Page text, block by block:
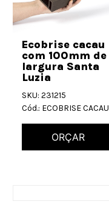
Ecobrise cacau
com 100mm de
largura Santa
Luzia
SKU: 231215
Cód.: ECOBRISE CACAU
ORÇAR